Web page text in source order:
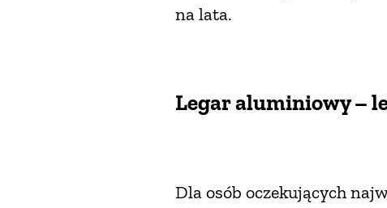
na lata.
Legar aluminiowy –
Dla osób oczekujących